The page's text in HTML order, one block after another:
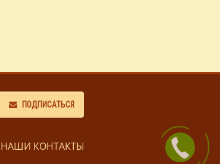
ПОДПИСАТЬСЯ
НАШИ КОНТАКТЫ